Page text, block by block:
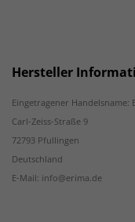
Hersteller
Eingetragener Handelsname:
Carl-Zeiss-Straße 9
72793 Pfullingen
Deutschland
E-Mail: info@erima.de